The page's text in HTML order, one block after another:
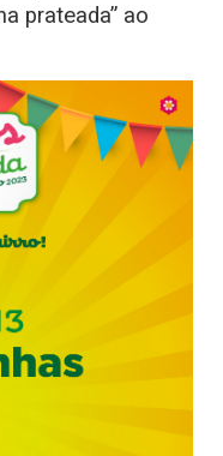
prateada” ao